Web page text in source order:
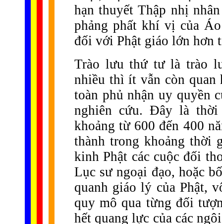
hạn thuyết Thập nhị
phảng phất khí vị của
đối với Phật giáo lớn hơn
Trào lưu thứ tư là trào
nhiều thì ít vẫn còn quan
toàn phủ nhận uy quyền
nghiên cứu. Đây là thời
khoảng từ 600 đến 400
thành trong khoảng thời
kinh Phật các cuộc đối
Lục sư ngoại đạo, hoặc
quanh giáo lý của Phật,
quy mô qua từng đối
hết quang lực của các